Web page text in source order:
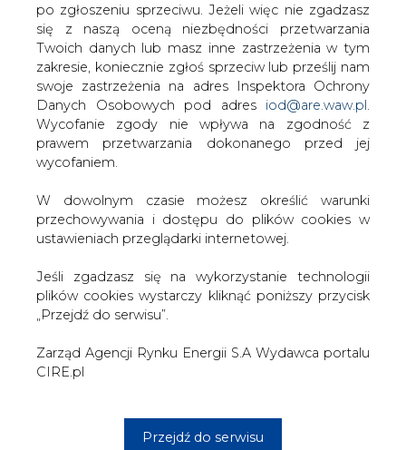
po zgłoszeniu sprzeciwu. Jeżeli więc nie zgadzasz
się z naszą oceną niezbędności przetwarzania
Twoich danych lub masz inne zastrzeżenia w tym
zakresie, koniecznie zgłoś sprzeciw lub prześlij nam
swoje zastrzeżenia na adres Inspektora Ochrony
Danych Osobowych pod adres iod@are.waw.pl
Wycofanie zgody nie wpływa na zgodność z
prawem przetwarzania dokonanego przed jej
wycofaniem.
W dowolnym czasie możesz określić warunki
przechowywania i dostępu do plików cookies w
ustawieniach przeglądarki internetowej.
Jeśli zgadzasz się na wykorzystanie technologii
plików cookies wystarczy kliknąć poniższy przycisk
„Przejdź do serwisu”.
Zarząd Agencji Rynku Energii S.A Wydawca portalu
CIRE.pl
Przejdź do serwisu
Pierwszym beneficjentem pieniędzy z Wojewódzkiego
Funduszu Ochrony Środowiska i Gospodarki Wodnej w
Olsztynie jest mieszkaniec Elbląga, który pozyskał środki
na zakup i montaż głębinowej pompa ciepła, która
ogrzeje dom o powierzchni 300 m kw. a także ciepłą
wodę w tym gospodarstwie domowym. Instalacja ma
zostać uruchomiona do końca czerwca tego roku.
Jak podała PAP Beata Kowalska z WFOŚiGW w
Olsztynie, zainteresowanie proekologicznym programem
autorstwa Wojewódzkiego Funduszu jest spore. Nabór
wniosków do programu rozpoczęto w marcu i do tej
pory złożono 15 projektów o dofinansowanie. Większość
dotyczy wymiany źródeł ciepła i zakupu kotłów na
biomasę oraz pomp ciepła.
Program niskooprocentowanych pożyczek to
kontynuacja zakończonego w 2016 roku projektu
"Prosument na Warmii i Mazurach". Program "EWA plus"
skierowano do osób fizycznych, które chcą np. wykonać
piec centralnego ogrzewania na bardziej ekologiczny.
"Głównym założeniem programu jest pobudzenie